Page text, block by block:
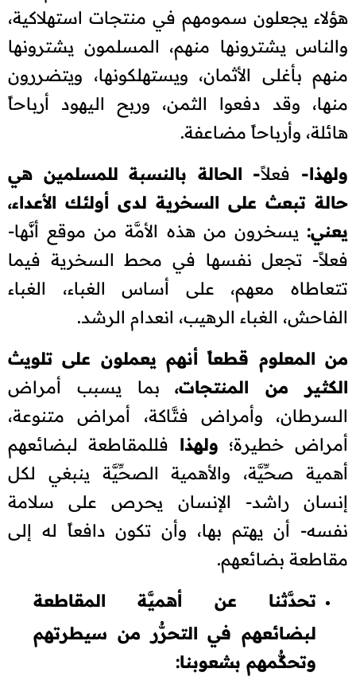
هؤلاء يجعلون سمومهم في منتجات استهلاكية،
والناس يشترونها منهم، المسلمون يشترونها
منهم بأغلى الأثمان، ويستهلكونها، ويتضررون
منها، وقد دفعوا الثمن، وربح اليهود أرباحاً
هائلة، وأرباحاً مضاعفة.
ولهذا-
فعلاً- الحالة بالنسبة للمسلمين هي
حالة تبعث على السخرية لدى أولئك الأعداء،
يعني:يسخرون من هذه الأمَّة من موقع أنَّها-
فعلاً- تجعل نفسها في محط السخرية فيما
تتعاطاه معهم، على أساس الغباء، الغباء
الفاحش، الغباء الرهيب، انعدام الرشد.
من المعلوم قطعاً أنهم يعملون على تلويث
الكثير من المنتجات،بما يسبب أمراض
السرطان، وأمراض فتَّاكة، أمراض متنوعة،
أمراض خطيرة؛ ولهذافللمقاطعة لبضائعهم
أهمية صحِّيَّة، والأهمية الصحِّيَّة ينبغي لكل
إنسان راشد- الإنسان يحرص على سلامة
نفسه- أن يهتم بها، وأن تكون دافعاً له إلى
مقاطعة بضائعهم.
تحدَّثنا عن أهميَّة المقاطعة
لبضائعهم في التحرُّر من سيطرتهم
وتحكُّمهم بشعوبنا: